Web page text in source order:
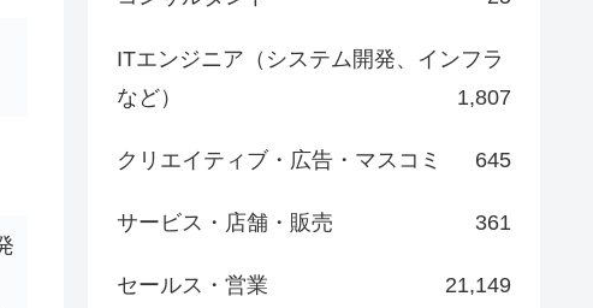
ITエンジニア（システム開発、インフラ
など）
1,807
クリエイティブ・広告・マスコミ 645
サービス・店舗・販売 361
セールス・営業 21,149